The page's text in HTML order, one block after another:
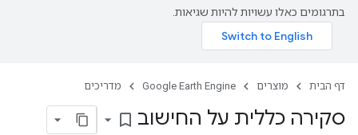
בתרגומים כאלו עשויות להיות שגיאות.
דף הבית מוצרים Google Earth Engine מדריכים
סקירה כללית על החישוב bookmark_border